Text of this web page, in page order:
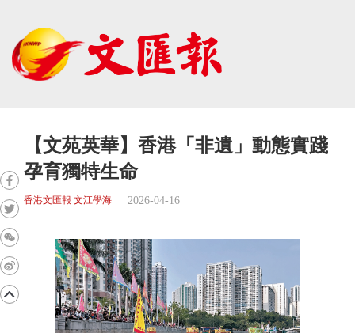
【文苑英華】香港「非遺」動態實踐
孕育獨特生命
香港文匯報 文江學海 2026-04-16